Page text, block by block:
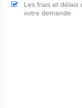
Les frais et délais
votre demande.